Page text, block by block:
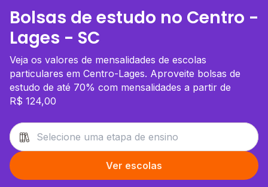
Bolsas de estudo no Centro -
Lages - SC
Veja os valores de mensalidades de escolas
particulares em Centro-Lages. Aproveite bolsas de
estudo de até 70% com mensalidades a partir de
R$ 124,00
Ver escolas